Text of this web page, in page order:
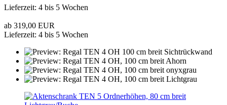
Lieferzeit: 4 bis 5 Wochen
ab 319,00 EUR
Lieferzeit: 4 bis 5 Wochen